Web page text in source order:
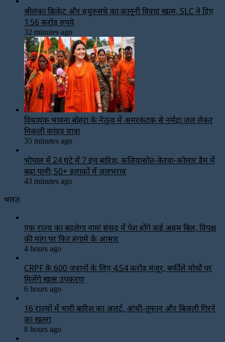
श्रीलंका क्रिकेट और हथुरुसिंघे का कानूनी विवाद खत्म, SLC ने दिए
1.56 करोड़ रुपये
32 minutes ago
विधायक भावना बोहरा के नेतृत्व में अमरकंटक से नर्मदा जल लेकर
निकली कांवड़ यात्रा
35 minutes ago
भोपाल में 24 घंटे में 7 इंच बारिश, कलियासोत-केरवा-कोलार डैम में
बढ़ा पानी; 50+ इलाकों में जलभराव
43 minutes ago
भारत
एक राज्य का बदलेगा नाम! संसद में पेश होंगे कई अहम बिल, विपक्ष
की मांग पर फिर हंगामे के आसार
4 hours ago
CRPF के 600 जवानों के लिए ₹4.54 करोड़ मंजूर, बर्फीले मोर्चों पर
मिलेंगे खास उपकरण
6 hours ago
16 राज्यों में भारी बारिश का अलर्ट, आंधी-तूफान और बिजली गिरने
का खतरा
8 hours ago